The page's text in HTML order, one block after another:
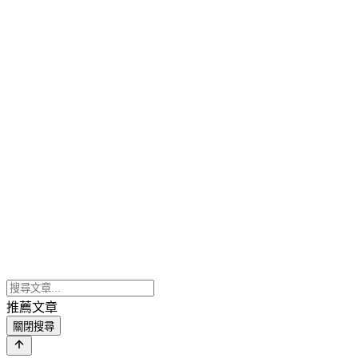
推薦文章
關閉搜尋